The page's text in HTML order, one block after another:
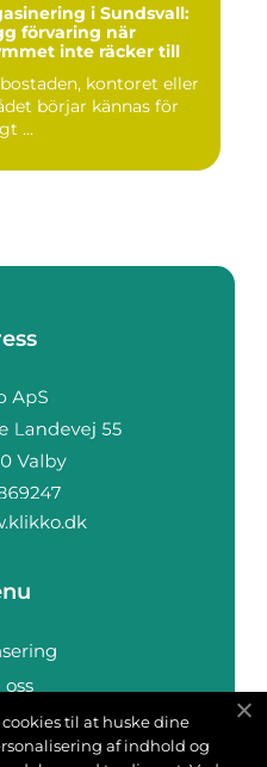
i Sundsvall:
förvaring när
inte räcker till
kontoret eller
börjar kännas för
...
oss
til at huske dine
af indhold og